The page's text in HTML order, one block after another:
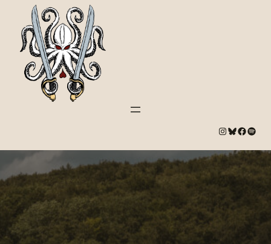
# Bluesky # Spotify